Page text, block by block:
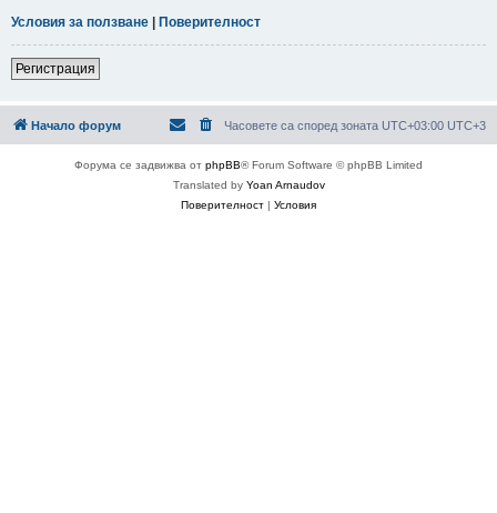
Условия за ползване | Поверителност
Регистрация
Начало форум Часовете са според зоната UTC+03:00 UTC+3
Форума се задвижва от phpBB® Forum Software © phpBB Limited
Translated by Yoan Arnaudov
Поверителност | Условия